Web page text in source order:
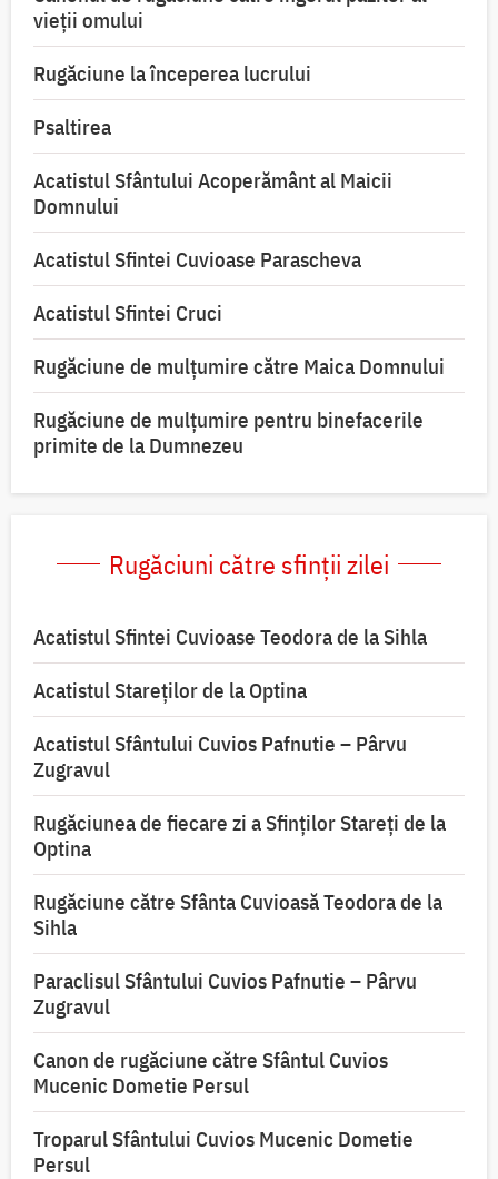
vieții omului
Rugăciune la începerea lucrului
Psaltirea
Acatistul Sfântului Acoperământ al Maicii
Domnului
Acatistul Sfintei Cuvioase Parascheva
Acatistul Sfintei Cruci
Rugăciune de mulţumire către Maica Domnului
Rugăciune de mulțumire pentru binefacerile
primite de la Dumnezeu
Rugăciuni către sfinții zilei
Acatistul Sfintei Cuvioase Teodora de la Sihla
Acatistul Stareţilor de la Optina
Acatistul Sfântului Cuvios Pafnutie – Pârvu
Zugravul
Rugăciunea de fiecare zi a Sfinților Stareți de la
Optina
Rugăciune către Sfânta Cuvioasă Teodora de la
Sihla
Paraclisul Sfântului Cuvios Pafnutie – Pârvu
Zugravul
Canon de rugăciune către Sfântul Cuvios
Mucenic Dometie Persul
Troparul Sfântului Cuvios Mucenic Dometie
Persul